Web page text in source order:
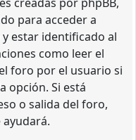
para acceder a
estar identificado al
como leer el
foro por el usuario si
opción. Si está
o salida del foro,